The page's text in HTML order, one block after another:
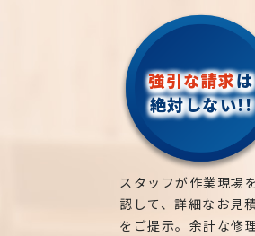
強引な請求は
絶対しない!!
スタッフが作業現場
認して、詳細なお見
をご提示。余計な修